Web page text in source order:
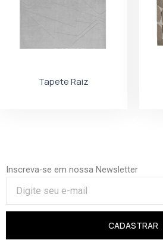
Tapete Raiz
Inscreva-se em nossa Newsletter
CADASTRAR